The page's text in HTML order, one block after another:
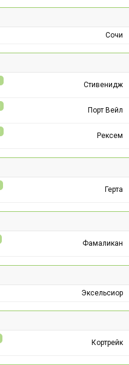
Сочи
Стивенидж
Порт Вейл
Рексем
Герта
Фамаликан
Эксельсиор
Кортрейк